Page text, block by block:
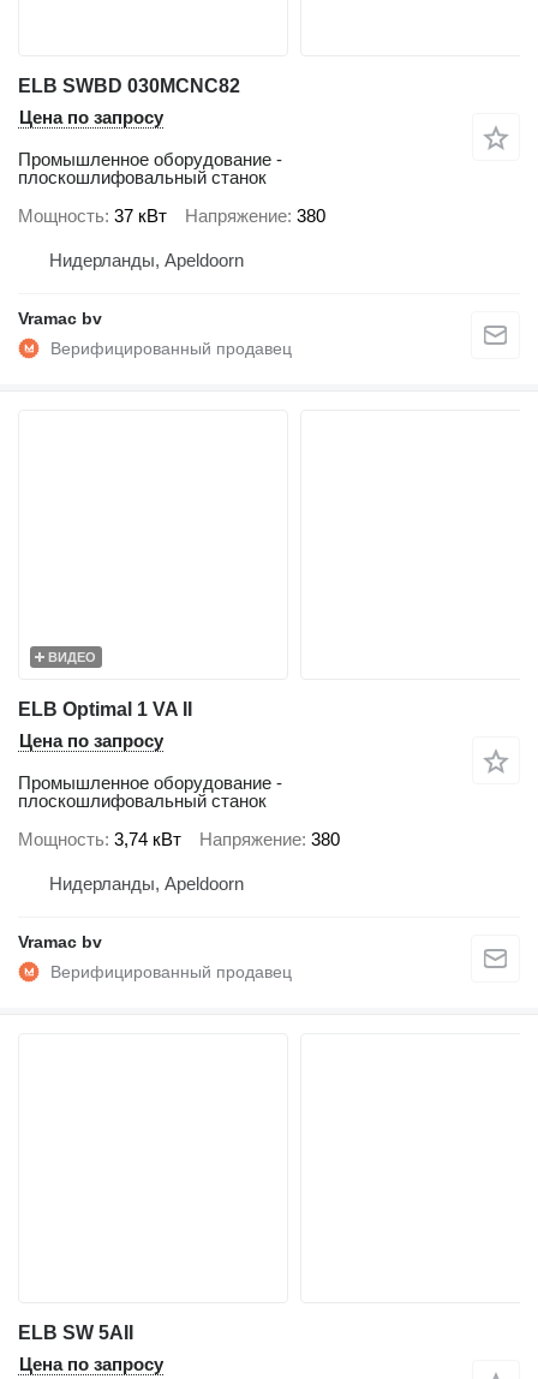
ELB SWBD 030MCNC82
Цена по запросу
Промышленное оборудование -
плоскошлифовальный станок
Мощность 37 кВт Напряжение 380
Нидерланды, Apeldoorn
Vramac bv
ВИДЕО
ELB Optimal 1 VA II
Цена по запросу
Промышленное оборудование -
плоскошлифовальный станок
Мощность 3,74 кВт Напряжение 380
Нидерланды, Apeldoorn
Vramac bv
ELB SW 5AII
Цена по запросу